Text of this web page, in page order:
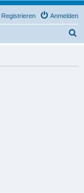
Anmelden
Registrieren